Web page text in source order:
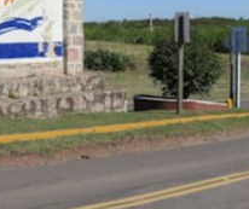
Notas